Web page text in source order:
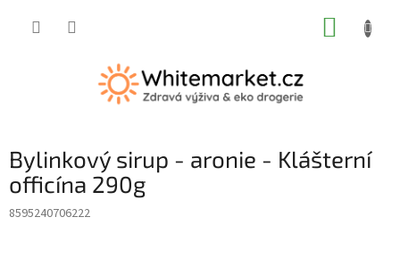
Bylinkový sirup - aronie - Klášterní
officína 290g
8595240706222